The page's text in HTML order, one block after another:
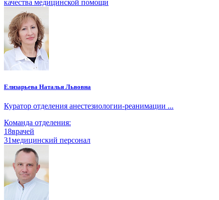
качества медицинской помощи
Елизарьева Наталья Львовна
Куратор отделения анестезиологии-реанимации ...
Команда отделения:
18врачей
31медицинский персонал